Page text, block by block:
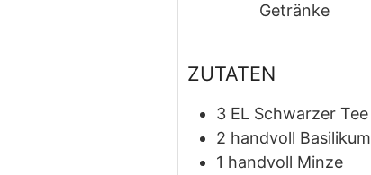
Getränke
ZUTATEN
3 EL Schwarzer Tee
2 handvoll Basilikum
1 handvoll Minze